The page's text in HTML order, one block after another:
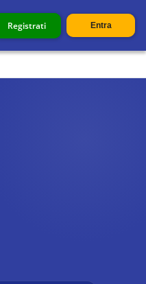
Registrati Entra